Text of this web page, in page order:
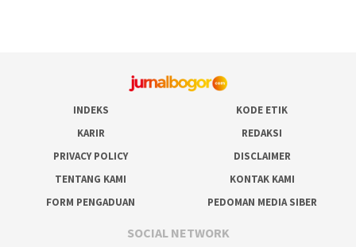
INDEKS
KODE ETIK
KARIR
REDAKSI
PRIVACY POLICY
DISCLAIMER
TENTANG KAMI
KONTAK KAMI
FORM PENGADUAN
PEDOMAN MEDIA SIBER
SOCIAL NETWORK